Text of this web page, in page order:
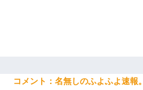
名無しのふよふよ速報。